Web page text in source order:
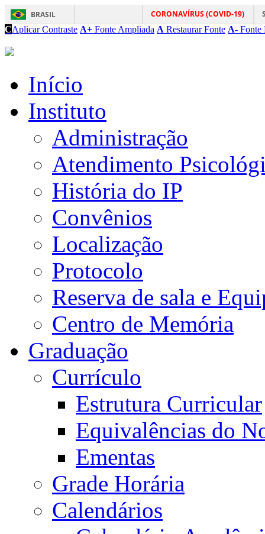
BRASIL CORONAVÍRUS (COVID-19)
CAplicar Contraste A+ Fonte Ampliada A Restaurar Fonte A- Fonte
Início
Instituto
Administração
Atendimento
História do IP
Convênios
Localização
Protocolo
Reserva de sala e
Centro de Memória
Graduação
Currículo
Estrutura Curricular
Equivalências do
Ementas
Grade Horária
Calendários